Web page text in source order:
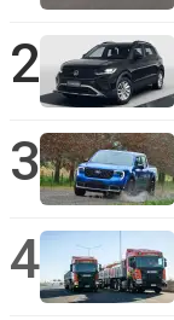
2
3
4